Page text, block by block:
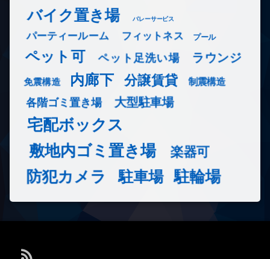
バイク置き場 バレーサービス
パーティールーム フィットネス プール
ペット可 ペット足洗い場 ラウンジ
免震構造 内廊下 分譲賃貸 制震構造
各階ゴミ置き場 大型駐車場
宅配ボックス
敷地内ゴミ置き場
楽器可
防犯カメラ 駐車場 駐輪場